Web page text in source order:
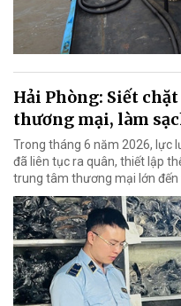
Hải Phòng: Siết
thương mại, làm
Trong tháng 6 năm 2026, lực
đã liên tục ra quân, thiết lập
trung tâm thương mại lớn đến